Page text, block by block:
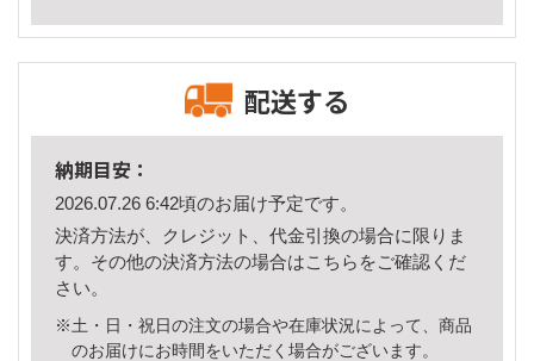
配送する
納期目安：
2026.07.26 6:42頃のお届け予定です。
決済方法が、クレジット、代金引換の場合に限りま
す。その他の決済方法の場合はこちら をご確認くだ
さい。
※土・日・祝日の注文の場合や在庫状況によって、商品
のお届けにお時間をいただく場合がございます。